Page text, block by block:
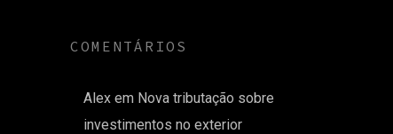
COMENTÁRIOS
Alex em Nova tributação sobre
investimentos no exterior